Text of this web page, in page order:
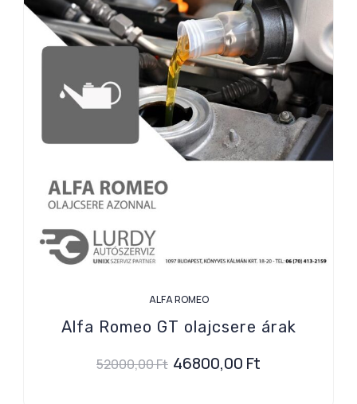
ALFA ROMEO
Alfa Romeo GT olajcsere árak
52000,00Ft 46800,00 Ft